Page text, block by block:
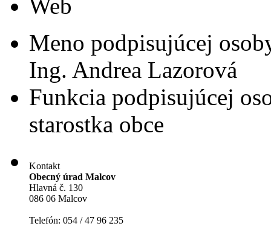
Web
Meno podpisujúcej
Ing. Andrea Lazorová
Funkcia podpisujúcej
starostka obce
Kontakt
Obecný úrad Malcov
Hlavná č. 130
086 06 Malcov
Telefón: 054 / 47 96 235